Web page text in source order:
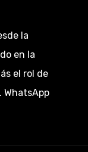
la
en la
el rol de
WhatsApp